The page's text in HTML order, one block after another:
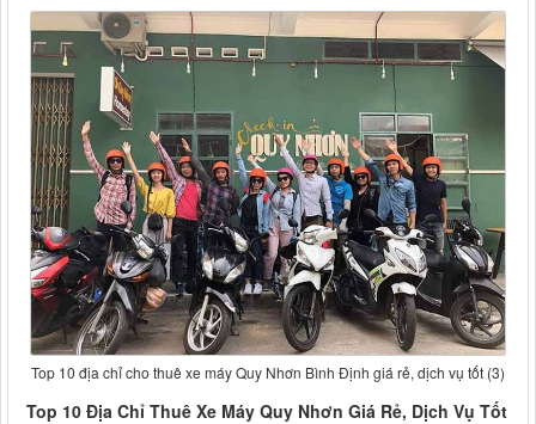
Top 10 địa chỉ cho thuê xe máy Quy Nhơn Bình Định giá rẻ, dịch vụ tốt (3)
Top 10 Địa Chỉ Thuê Xe Máy Quy Nhơn Giá Rẻ, Dịch Vụ Tốt